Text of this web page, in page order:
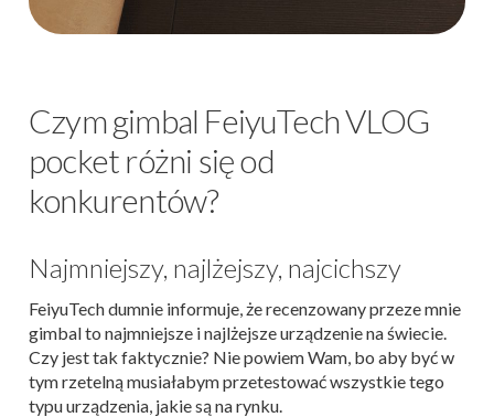
Czym gimbal FeiyuTech VLOG
pocket różni się od
konkurentów?
Najmniejszy, najlżejszy, najcichszy
FeiyuTech dumnie informuje, że recenzowany przeze mnie
gimbal to najmniejsze i najlżejsze urządzenie na świecie.
Czy jest tak faktycznie? Nie powiem Wam, bo aby być w
tym rzetelną musiałabym przetestować wszystkie tego
typu urządzenia, jakie są na rynku.